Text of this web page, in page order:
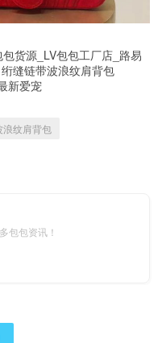
货源_LV包包工厂店_路易
缝链带波浪纹肩背包
新爱宠
纹肩背包
包包资讯！